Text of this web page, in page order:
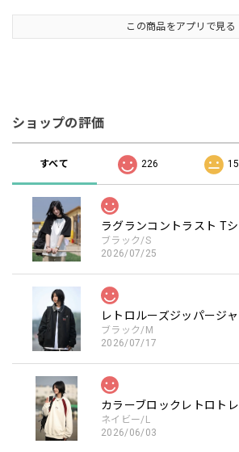
この商品をアプリで見る
ショップの評価
すべて 226 15
ブラック/S
2026/07/25
ブラック/M
2026/07/17
ネイビー/L
2026/06/03